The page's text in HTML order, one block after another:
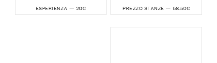
ESPERIENZA — 20€ PREZZO STANZE — 58.50€